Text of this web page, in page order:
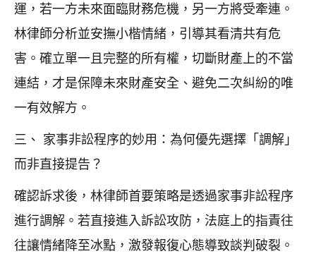
運，若一方未來面臨財務危機，另一方將受牽連。
林律師分析並安撫小楷情緒，引導其看清共有危
害。確立單一且完整的所有權，切斷財產上的不當
連結，才是保障未來財產安全、避免二次糾紛的唯
一有效解方。
三、 家事非訟程序的妙用：為何優先選擇「調解」
而非直接提告？
確認訴求後，林律師首要策略是透過家事非訟程序
進行調解。若直接進入訴訟攻防，法庭上的指責往
往讓情緒降至冰點，激發報復心態導致談判破裂。